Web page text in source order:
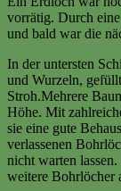
vorrätig. Durch
und bald war die
In der untersten
und Wurzeln,
Stroh.Mehrere
Höhe. Mit
sie eine gute
verlassenen
nicht warten
weitere Bohrlöcher